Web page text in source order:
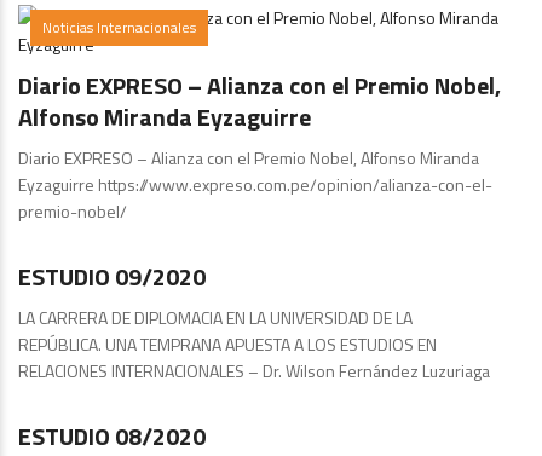
Noticias Internacionales
Diario EXPRESO – Alianza con el Premio Nobel,
Alfonso Miranda Eyzaguirre
Diario EXPRESO – Alianza con el Premio Nobel, Alfonso Miranda
Eyzaguirre https://www.expreso.com.pe/opinion/alianza-con-el-
premio-nobel/
Publicaciones
ESTUDIO 09/2020
LA CARRERA DE DIPLOMACIA EN LA UNIVERSIDAD DE LA
REPÚBLICA. UNA TEMPRANA APUESTA A LOS ESTUDIOS EN
RELACIONES INTERNACIONALES – Dr. Wilson Fernández Luzuriaga
Publicaciones
ESTUDIO 08/2020